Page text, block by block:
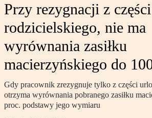
Przy rezygnacji z
rodzicielskiego, nie ma
wyrównania zasiłku
macierzyńskiego do
Gdy pracownik zrezygnuje tylko z części
otrzyma wyrównania pobranego zasiłku
proc. podstawy jego wymiaru